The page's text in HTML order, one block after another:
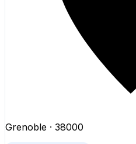
Grenoble · 38000